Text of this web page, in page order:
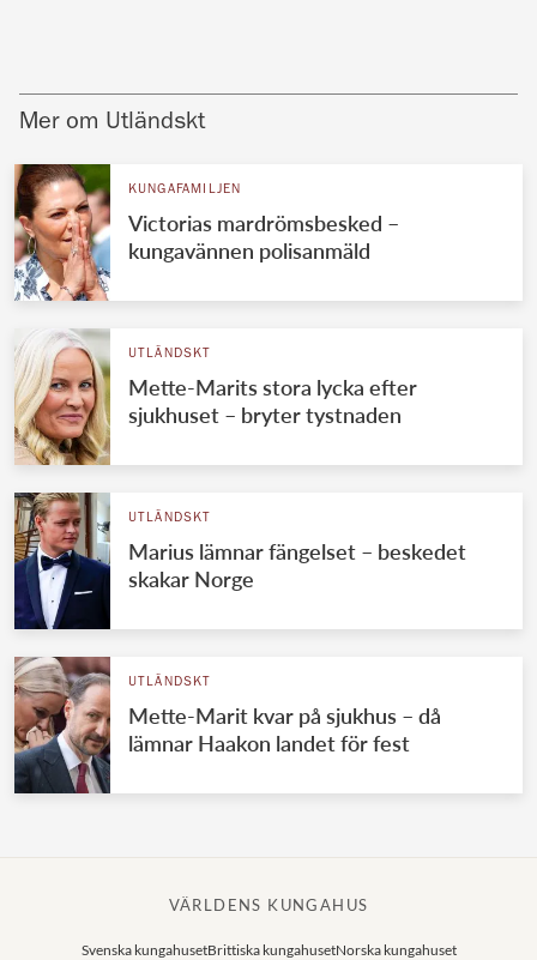
Mer om Utländskt
KUNGAFAMILJEN
Victorias mardrömsbesked –
kungavännen polisanmäld
UTLÄNDSKT
Mette-Marits stora lycka efter
sjukhuset – bryter tystnaden
UTLÄNDSKT
Marius lämnar fängelset – beskedet
skakar Norge
UTLÄNDSKT
Mette-Marit kvar på sjukhus – då
lämnar Haakon landet för fest
VÄRLDENS KUNGAHUS
Svenska kungahusetBrittiska kungahusetNorska kungahuset